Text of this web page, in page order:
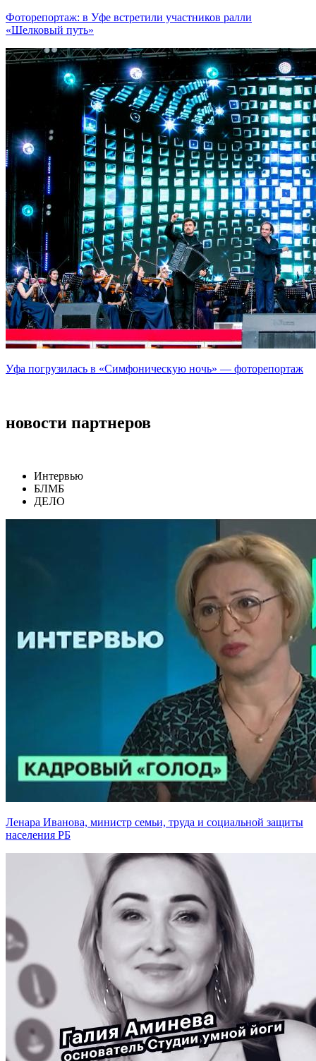
Фоторепортаж: в Уфе встретили участников ралли
«Шелковый путь»
Уфа погрузилась в «Симфоническую ночь» — фоторепортаж
новости партнеров
Интервью
БЛМБ
ДЕЛО
Ленара Иванова, министр семьи, труда и социальной защиты
населения РБ